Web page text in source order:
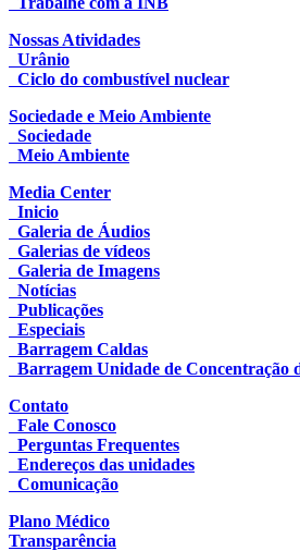
Nossas Atividades
Urânio
Ciclo do combustível nuclear
Sociedade e Meio Ambiente
Sociedade
Meio Ambiente
Media Center
Inicio
Galeria de Áudios
Galerias de vídeos
Galeria de Imagens
Notícias
Publicações
Especiais
Barragem Caldas
Barragem Unidade de Concentração
Contato
Fale Conosco
Perguntas Frequentes
Endereços das unidades
Comunicação
Plano Médico
Transparência